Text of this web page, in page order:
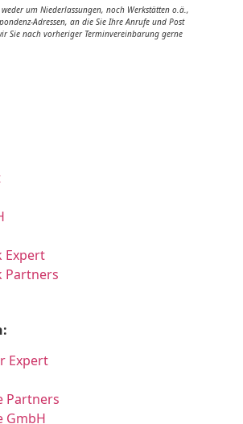
um Niederlassungen, noch Werkstätten o.ä.,
Adressen, an die Sie Ihre Anrufe und Post
Sie nach vorheriger Terminvereinbarung gerne
Expert
Partners
Expert
Partners
GmbH